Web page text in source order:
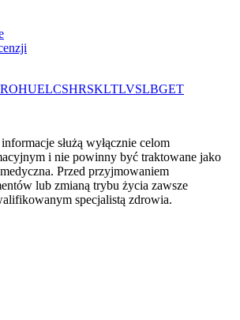
ROHUELCSHRSKLTLVSLBGET
służą wyłącznie celom
i nie powinny być traktowane jako
Przed przyjmowaniem
lub zmianą trybu życia zawsze
specjalistą zdrowia.